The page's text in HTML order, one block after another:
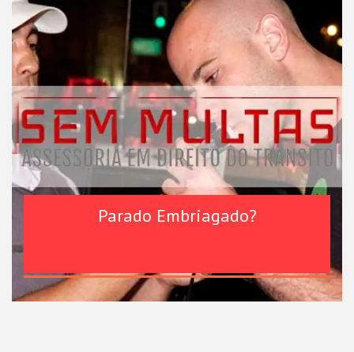
Parado Embriagado?